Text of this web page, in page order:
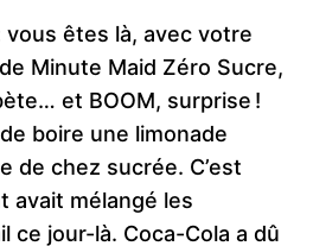
vous êtes là, avec votre
Minute Maid Zéro Sucre,
et BOOM, surprise !
boire une limonade
de chez sucrée. C’est
avait mélangé les
ce jour-là. Coca-Cola a dû